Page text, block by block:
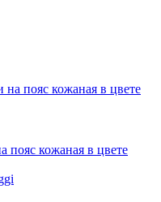
пояс кожаная в цвете